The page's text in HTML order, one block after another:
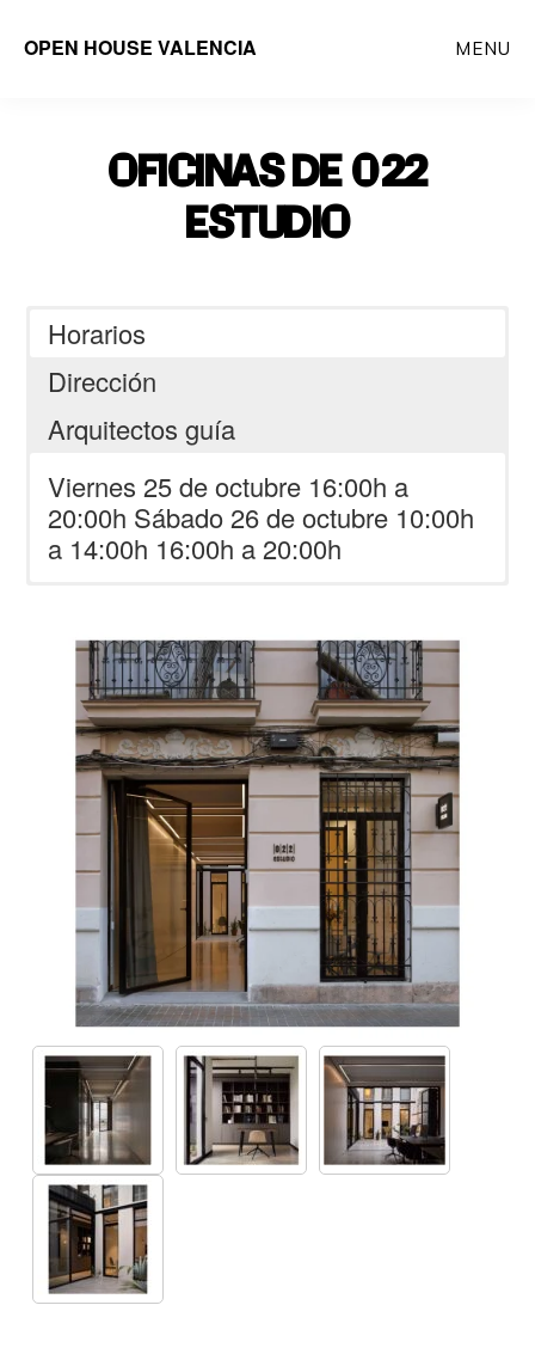
OPEN HOUSE VALENCIA MENU
OFICINAS DE 022
ESTUDIO
Horarios
Dirección
Arquitectos guía
Viernes 25 de octubre 16:00h a
20:00h Sábado 26 de octubre 10:00h
a 14:00h 16:00h a 20:00h